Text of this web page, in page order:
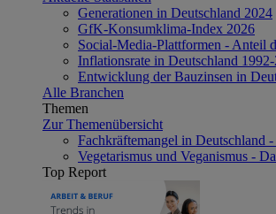
Generationen in Deutschland 2024
GfK-Konsumklima-Index 2026
Social-Media-Plattformen - Anteil
Inflationsrate in Deutschland
Entwicklung der Bauzinsen in
Alle Branchen
Themen
Zur Themenübersicht
Fachkräftemangel in Deutschland
Vegetarismus und Veganismus -
Top Report